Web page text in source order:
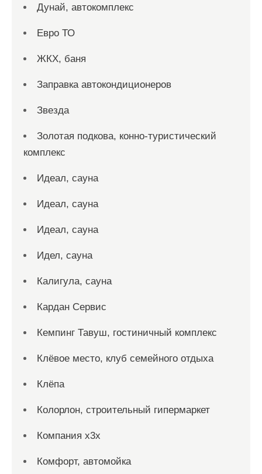
Дунай, автокомплекс
Евро ТО
ЖКХ, баня
Заправка автокондиционеров
Звезда
Золотая подкова, конно-туристический
комплекс
Идеал, сауна
Идеал, сауна
Идеал, сауна
Идел, сауна
Калигула, сауна
Кардан Сервис
Кемпинг Тавуш, гостиничный комплекс
Клёвое место, клуб семейного отдыха
Клёпа
Колорлон, строительный гипермаркет
Компания x3x
Комфорт, автомойка